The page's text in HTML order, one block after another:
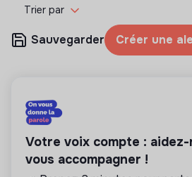
Trier par
Sauvegarder Créer une
Votre voix compte : aidez-
vous accompagner !